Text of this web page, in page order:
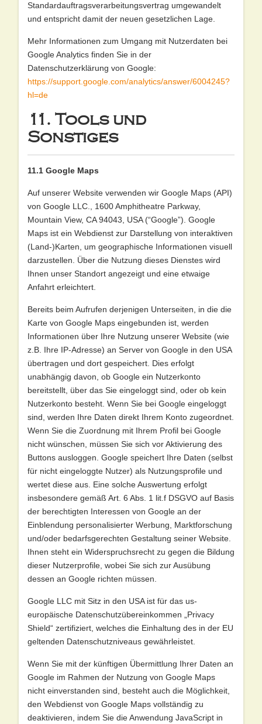
Standardauftragsverarbeitungsvertrag umgewandelt
und entspricht damit der neuen gesetzlichen Lage.
Mehr Informationen zum Umgang mit Nutzerdaten bei
Google Analytics finden Sie in der
Datenschutzerklärung von Google:
https://support.google.com/analytics/answer/6004245?
hl=de
11. Tools und
Sonstiges
11.1 Google Maps
Auf unserer Website verwenden wir Google Maps (API)
von Google LLC., 1600 Amphitheatre Parkway,
Mountain View, CA 94043, USA (“Google”). Google
Maps ist ein Webdienst zur Darstellung von interaktiven
(Land-)Karten, um geographische Informationen visuell
darzustellen. Über die Nutzung dieses Dienstes wird
Ihnen unser Standort angezeigt und eine etwaige
Anfahrt erleichtert.
Bereits beim Aufrufen derjenigen Unterseiten, in die die
Karte von Google Maps eingebunden ist, werden
Informationen über Ihre Nutzung unserer Website (wie
z.B. Ihre IP-Adresse) an Server von Google in den USA
übertragen und dort gespeichert. Dies erfolgt
unabhängig davon, ob Google ein Nutzerkonto
bereitstellt, über das Sie eingeloggt sind, oder ob kein
Nutzerkonto besteht. Wenn Sie bei Google eingeloggt
sind, werden Ihre Daten direkt Ihrem Konto zugeordnet.
Wenn Sie die Zuordnung mit Ihrem Profil bei Google
nicht wünschen, müssen Sie sich vor Aktivierung des
Buttons ausloggen. Google speichert Ihre Daten (selbst
für nicht eingeloggte Nutzer) als Nutzungsprofile und
wertet diese aus. Eine solche Auswertung erfolgt
insbesondere gemäß Art. 6 Abs. 1 lit.f DSGVO auf Basis
der berechtigten Interessen von Google an der
Einblendung personalisierter Werbung, Marktforschung
und/oder bedarfsgerechten Gestaltung seiner Website.
Ihnen steht ein Widerspruchsrecht zu gegen die Bildung
dieser Nutzerprofile, wobei Sie sich zur Ausübung
dessen an Google richten müssen.
Google LLC mit Sitz in den USA ist für das us-
europäische Datenschutzübereinkommen „Privacy
Shield“ zertifiziert, welches die Einhaltung des in der EU
geltenden Datenschutzniveaus gewährleistet.
Wenn Sie mit der künftigen Übermittlung Ihrer Daten an
Google im Rahmen der Nutzung von Google Maps
nicht einverstanden sind, besteht auch die Möglichkeit,
den Webdienst von Google Maps vollständig zu
deaktivieren, indem Sie die Anwendung JavaScript in